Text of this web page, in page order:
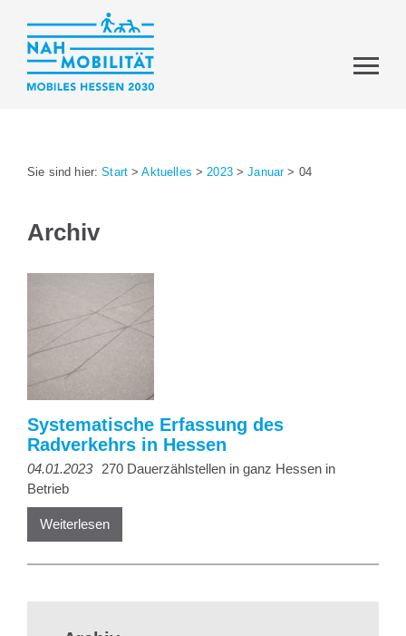
Sie sind hier:Start >Aktuelles >2023>Januar> 04
Archiv
Systematische Erfassung des
Radverkehrs in Hessen
04.01.2023
270 Dauerzählstellen in ganz Hessen in
Betrieb
Weiterlesen